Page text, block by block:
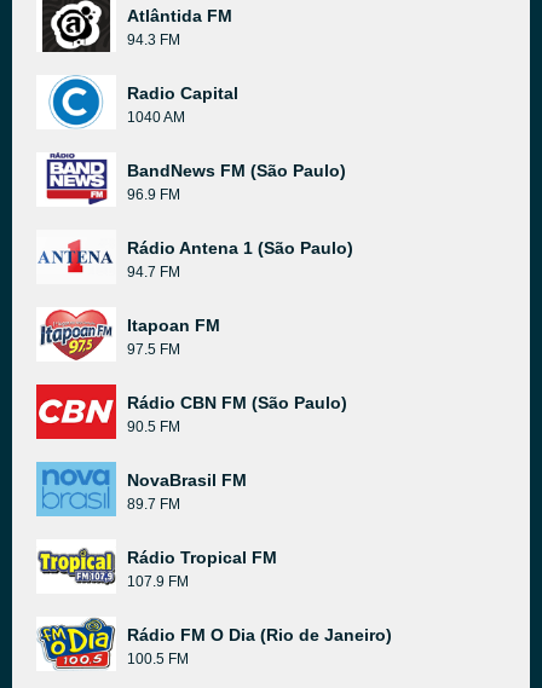
Atlântida FM
94.3 FM
Radio Capital
1040 AM
BandNews FM (São Paulo)
96.9 FM
Rádio Antena 1 (São Paulo)
94.7 FM
Itapoan FM
97.5 FM
Rádio CBN FM (São Paulo)
90.5 FM
NovaBrasil FM
89.7 FM
Rádio Tropical FM
107.9 FM
Rádio FM O Dia (Rio de Janeiro)
100.5 FM